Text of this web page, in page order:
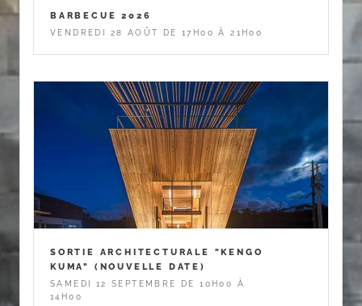
BARBECUE 2026
VENDREDI 28 AOÛT DE 17H00 À 21H00
SORTIE ARCHITECTURALE "KENGO
KUMA" (NOUVELLE DATE)
SAMEDI 12 SEPTEMBRE DE 10H00 À
14H00